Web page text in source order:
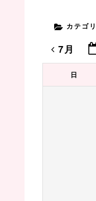
カテゴリ
7月
日